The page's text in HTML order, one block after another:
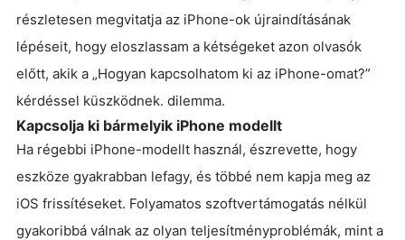
részletesen megvitatja az iPhone-ok újraindításának
lépéseit, hogy eloszlassam a kétségeket azon olvasók
előtt, akik a „Hogyan kapcsolhatom ki az iPhone-omat?”
kérdéssel küszködnek. dilemma.
Kapcsolja ki bármelyik iPhone modellt
Ha régebbi iPhone-modellt használ, észrevette, hogy
eszköze gyakrabban lefagy, és többé nem kapja meg az
iOS frissítéseket. Folyamatos szoftvertámogatás nélkül
gyakoribbá válnak az olyan teljesítményproblémák, mint a